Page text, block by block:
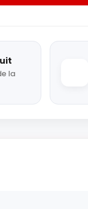
la